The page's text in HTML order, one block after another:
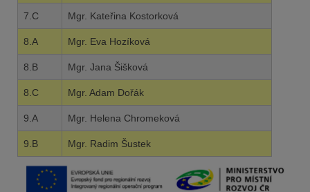
7.C Mgr. Kateřina Kostorková
8.A Mgr. Eva Hozíková
8.B Mgr. Jana Šišková
8.C Mgr. Adam Dořák
9.A Mgr. Helena Chromeková
9.B Mgr. Radim Šustek